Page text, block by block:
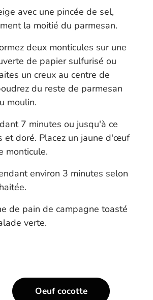
avec une pincée de sel,
la moitié du parmesan.
deux monticules sur une
de papier sulfurisé ou
un creux au centre de
du reste de parmesan
moulin.
7 minutes ou jusqu'à ce
et doré. Placez un jaune d'œuf
monticule.
environ 3 minutes selon
de pain de campagne toasté
verte.
Oeuf cocotte